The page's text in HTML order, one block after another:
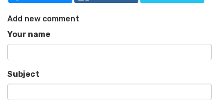
Add new comment
Your name
Subject